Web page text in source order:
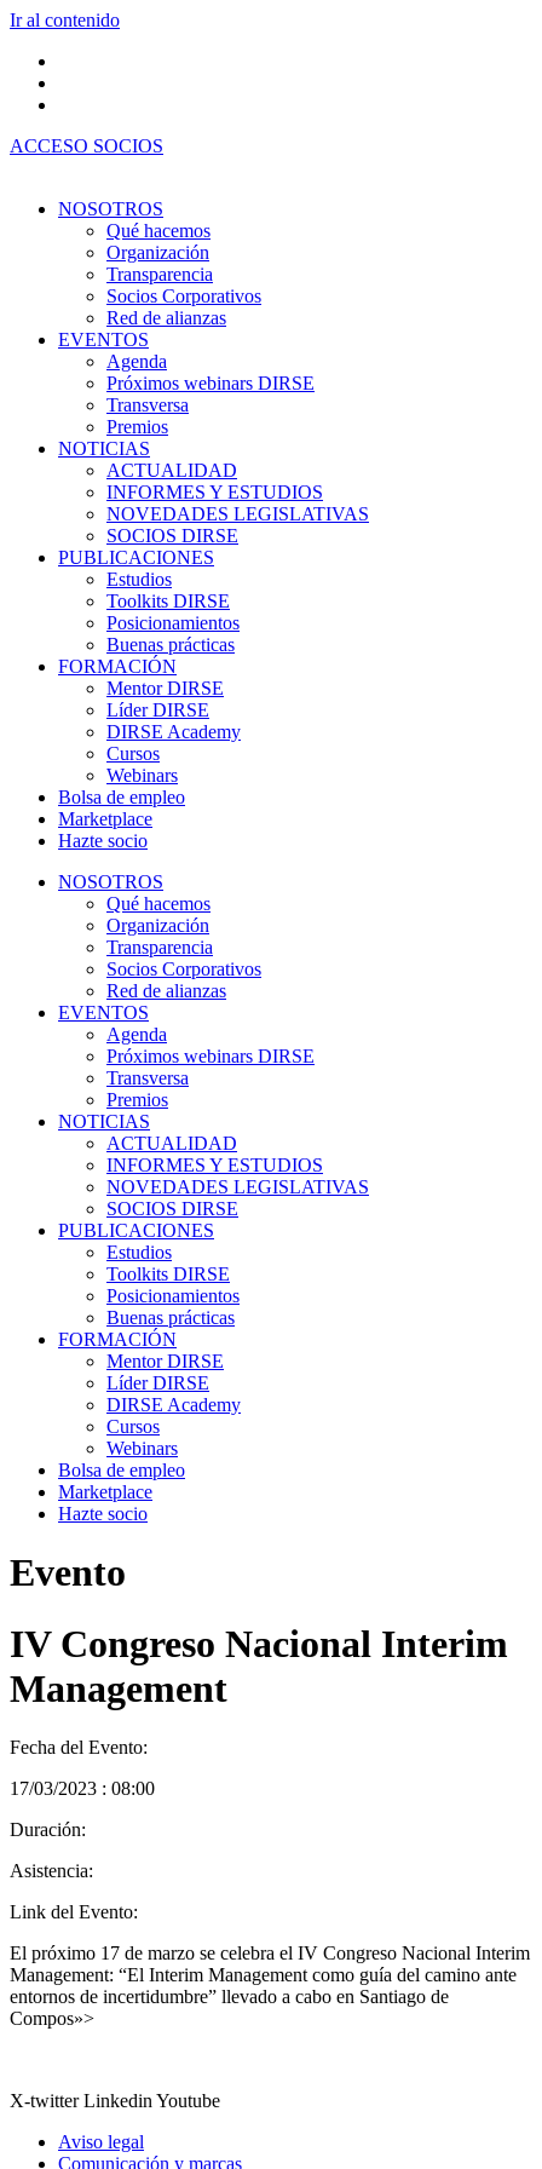
Ir al contenido
ACCESO SOCIOS
NOSOTROS
Qué hacemos
Organización
Transparencia
Socios Corporativos
Red de alianzas
EVENTOS
Agenda
Próximos webinars DIRSE
Transversa
Premios
NOTICIAS
ACTUALIDAD
INFORMES Y ESTUDIOS
NOVEDADES LEGISLATIVAS
SOCIOS DIRSE
PUBLICACIONES
Estudios
Toolkits DIRSE
Posicionamientos
Buenas prácticas
FORMACIÓN
Mentor DIRSE
Líder DIRSE
DIRSE Academy
Cursos
Webinars
Bolsa de empleo
Marketplace
Hazte socio
NOSOTROS
Qué hacemos
Organización
Transparencia
Socios Corporativos
Red de alianzas
EVENTOS
Agenda
Próximos webinars DIRSE
Transversa
Premios
NOTICIAS
ACTUALIDAD
INFORMES Y ESTUDIOS
NOVEDADES LEGISLATIVAS
SOCIOS DIRSE
PUBLICACIONES
Estudios
Toolkits DIRSE
Posicionamientos
Buenas prácticas
FORMACIÓN
Mentor DIRSE
Líder DIRSE
DIRSE Academy
Cursos
Webinars
Bolsa de empleo
Marketplace
Hazte socio
Evento
IV Congreso Nacional Interim
Management
Fecha del Evento:
17/03/2023 : 08:00
Duración:
Asistencia:
Link del Evento:
El próximo 17 de marzo se celebra el IV Congreso Nacional Interim
Management: “El Interim Management como guía del camino ante
entornos de incertidumbre” llevado a cabo en Santiago de
Compos»>
X-twitter Linkedin Youtube
Aviso legal
Comunicación y marcas